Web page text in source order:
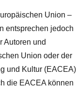
Union –
entsprechen jedoch
Autoren und
Union oder der
und Kultur (EACEA)
die EACEA können